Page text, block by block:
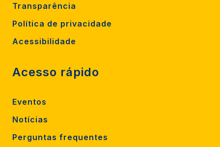
Transparência
Política de privacidade
Acessibilidade
Acesso rápido
Eventos
Notícias
Perguntas frequentes